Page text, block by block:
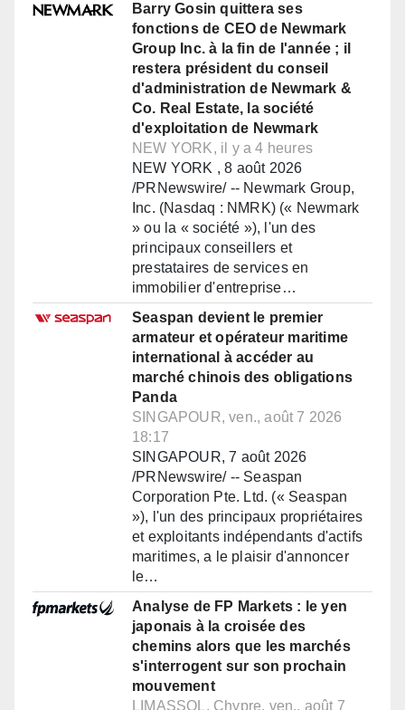
Barry Gosin quittera ses
fonctions de CEO de Newmark
Group Inc. à la fin de l'année ; il
restera président du conseil
d'administration de Newmark &
Co. Real Estate, la société
d'exploitation de Newmark
NEW YORK, il y a 4 heures
NEW YORK , 8 août 2026
/PRNewswire/ -- Newmark Group,
Inc. (Nasdaq : NMRK) (« Newmark
» ou la « société »), l'un des
principaux conseillers et
prestataires de services en
immobilier d'entreprise…
Seaspan devient le premier
armateur et opérateur maritime
international à accéder au
marché chinois des obligations
Panda
SINGAPOUR, ven., août 7 2026
18:17
SINGAPOUR, 7 août 2026
/PRNewswire/ -- Seaspan
Corporation Pte. Ltd. (« Seaspan
»), l'un des principaux propriétaires
et exploitants indépendants d'actifs
maritimes, a le plaisir d'annoncer
le…
Analyse de FP Markets : le yen
japonais à la croisée des
chemins alors que les marchés
s'interrogent sur son prochain
mouvement
LIMASSOL, Chypre, ven., août 7